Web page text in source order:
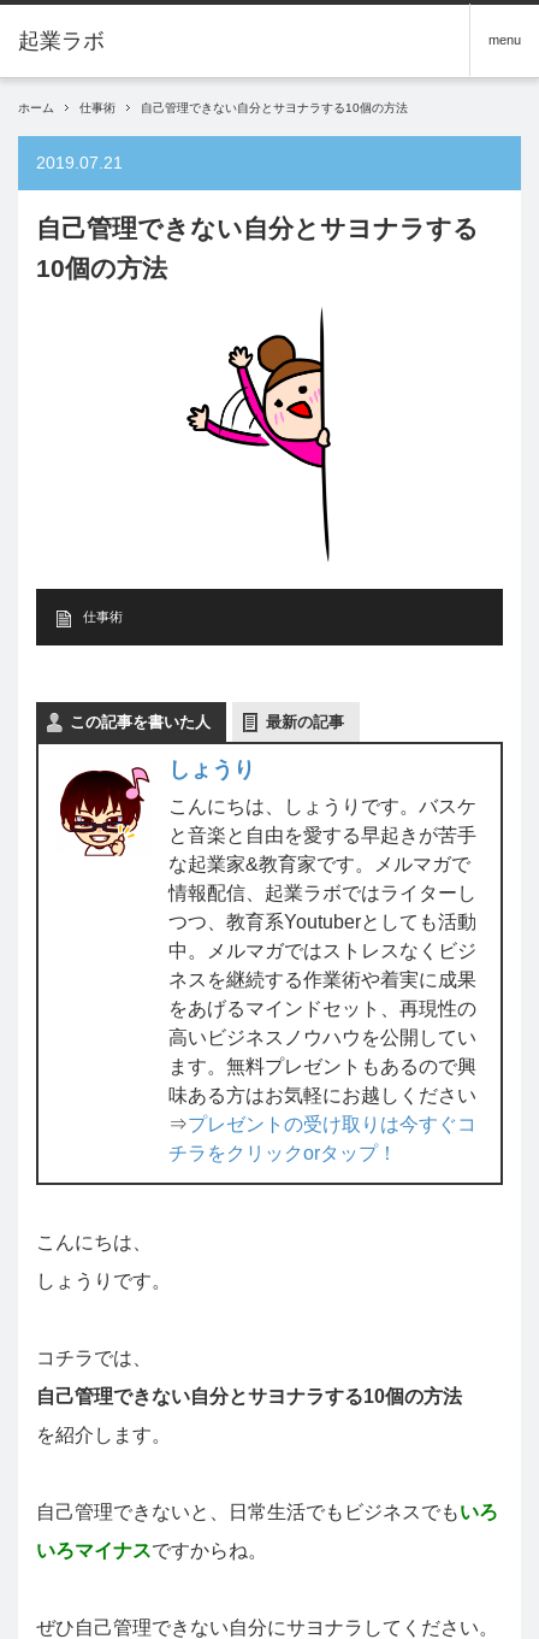
menu
ホーム 仕事術 自己管理できない自分とサヨナラする10個の方法
2019.07.21
自己管理できない自分とサヨナラする
10個の方法
仕事術
この記事を書いた人 最新の記事
しょうり
こんにちは、しょうりです。バスケ
と音楽と自由を愛する早起きが苦手
な起業家&教育家です。メルマガで
情報配信、起業ラボではライターし
つつ、教育系Youtuberとしても活動
中。メルマガではストレスなくビジ
ネスを継続する作業術や着実に成果
をあげるマインドセット、再現性の
高いビジネスノウハウを公開してい
ます。無料プレゼントもあるので興
味ある方はお気軽にお越しください
⇒プレゼントの受け取りは今すぐコ
チラをクリックorタップ！
こんにちは、
しょうりです。
コチラでは、
自己管理できない自分とサヨナラする10個の方法
を紹介します。
自己管理できないと、日常生活でもビジネスでもいろ
いろマイナスですからね。
ぜひ自己管理できない自分にサヨナラしてください。